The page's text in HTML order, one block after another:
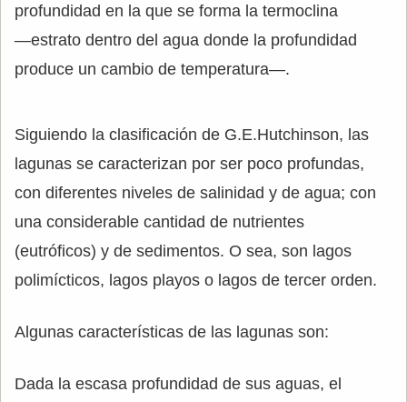
profundidad en la que se forma la termoclina
―estrato dentro del agua donde la profundidad
produce un cambio de temperatura―.
Siguiendo la clasificación de G.E.Hutchinson, las
lagunas se caracterizan por ser poco profundas,
con diferentes niveles de salinidad y de agua; con
una considerable cantidad de nutrientes
(eutróficos) y de sedimentos. O sea, son lagos
polimícticos, lagos playos o lagos de tercer orden.
Algunas características de las lagunas son:
Dada la escasa profundidad de sus aguas, el